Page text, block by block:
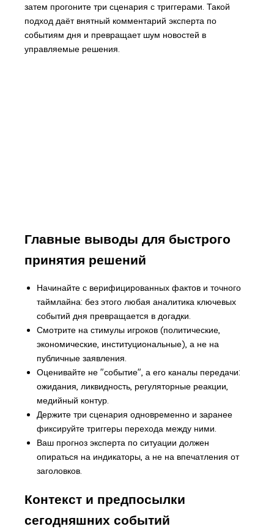
затем прогоните три сценария с триггерами. Такой
подход даёт внятный комментарий эксперта по
событиям дня и превращает шум новостей в
управляемые решения.
Главные выводы для быстрого
принятия решений
Начинайте с верифицированных фактов и точного
таймлайна: без этого любая аналитика ключевых
событий дня превращается в догадки.
Смотрите на стимулы игроков (политические,
экономические, институциональные), а не на
публичные заявления.
Оценивайте не "событие", а его каналы передачи:
ожидания, ликвидность, регуляторные реакции,
медийный контур.
Держите три сценария одновременно и заранее
фиксируйте триггеры перехода между ними.
Ваш прогноз эксперта по ситуации должен
опираться на индикаторы, а не на впечатления от
заголовков.
Контекст и предпосылки
сегодняшних событий